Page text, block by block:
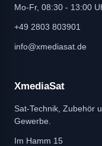
Mo-Fr, 08:30 - 13:00
+49 2803 803901
info@xmediasat.de
XmediaSat
Sat-Technik, Zubehör
Gewerbe.
Im Hamm 15